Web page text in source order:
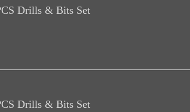
Drills & Bits Set
Drills & Bits Set